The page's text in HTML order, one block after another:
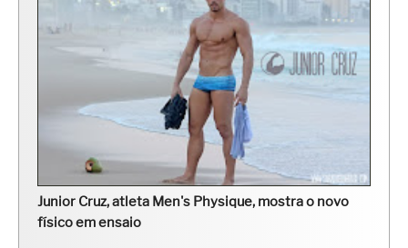
Junior Cruz, atleta Men's Physique, mostra o novo
físico em ensaio